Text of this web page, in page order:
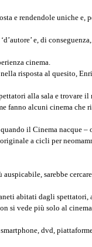
e rendendole uniche e,
e, di
cinema.
nella risposta al quesito,
alla sala e trovare il
fanno alcuni cinema che
il Cinema nacque –
a cicli per
auspicabile, sarebbe
abitati dagli spettatori,
si vede più solo al
dvd,